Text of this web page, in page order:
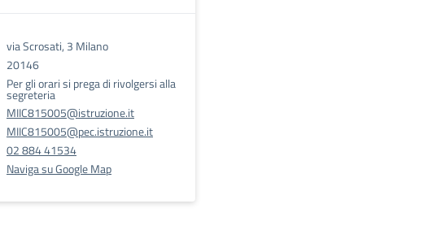
via Scrosati, 3 Milano
20146
Per gli orari si prega di rivolgersi alla
segreteria
MIIC815005@istruzione.it
MIIC815005@pec.istruzione.it
02 884 41534
Naviga su Google Map